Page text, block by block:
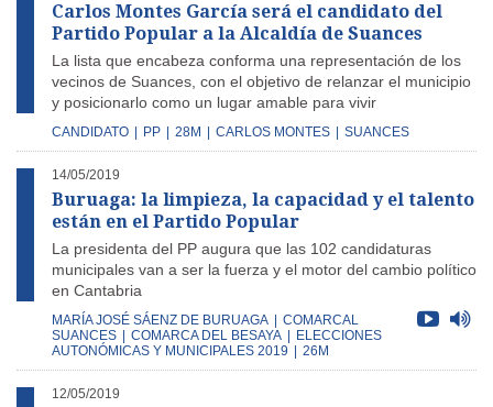
Carlos Montes García será el candidato del
Partido Popular a la Alcaldía de Suances
La lista que encabeza conforma una representación de los
vecinos de Suances, con el objetivo de relanzar el municipio
y posicionarlo como un lugar amable para vivir
CANDIDATO PP 28M CARLOS MONTES SUANCES
14/05/2019
Buruaga: la limpieza, la capacidad y el talento
están en el Partido Popular
La presidenta del PP augura que las 102 candidaturas
municipales van a ser la fuerza y el motor del cambio político
en Cantabria
MARÍA JOSÉ SÁENZ DE BURUAGA
COMARCAL
SUANCES
COMARCA DEL BESAYA
ELECCIONES
AUTONÓMICAS Y MUNICIPALES 2019
26M
12/05/2019